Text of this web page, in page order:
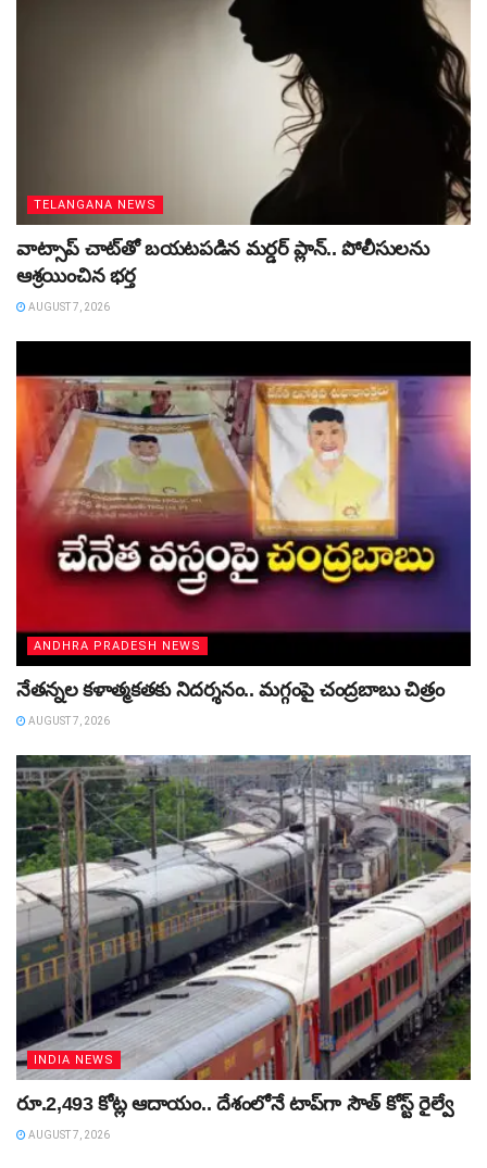
TELANGANA NEWS
వాట్సాప్ చాట్‌తో బయటపడిన మర్డర్ ప్లాన్.. పోలీసులను
ఆశ్రయించిన భర్త
AUGUST 7, 2026
ANDHRA PRADESH NEWS
నేతన్నల కళాత్మకతకు నిదర్శనం.. మగ్గంపై చంద్రబాబు చిత్రం
AUGUST 7, 2026
INDIA NEWS
రూ.2,493 కోట్ల ఆదాయం.. దేశంలోనే టాప్‌గా సౌత్ కోస్ట్ రైల్వే
AUGUST 7, 2026